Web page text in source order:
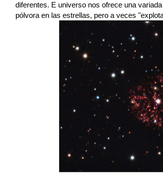
diferentes. E universo nos ofrece una
pólvora en las estrellas, pero a veces